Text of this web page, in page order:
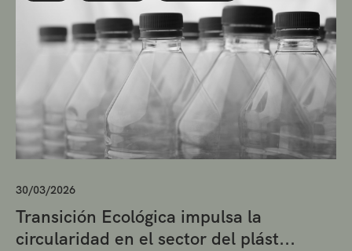
30/03/2026
Transición Ecológica impulsa la
circularidad en el sector del plást...